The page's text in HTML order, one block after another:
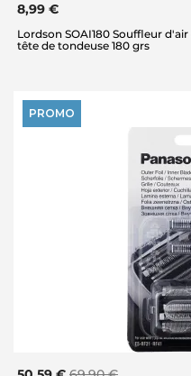
8,99 €
Lordson SOAI180 Souffleur
tête de tondeuse 180 grs
PROMO